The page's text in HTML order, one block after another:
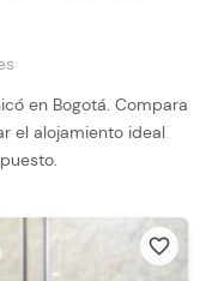
en Bogotá. Compara
el alojamiento ideal
favorite_border